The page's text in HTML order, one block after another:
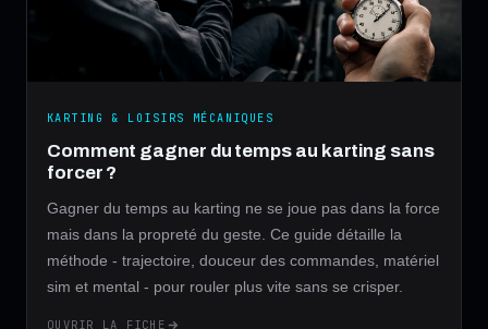
KARTING & LOISIRS MÉCANIQUES
Comment gagner du temps au karting sans
forcer ?
Gagner du temps au karting ne se joue pas dans la force
mais dans la propreté du geste. Ce guide détaille la
méthode - trajectoire, douceur des commandes, matériel
sim et mental - pour rouler plus vite sans se crisper.
OUVRIR LA FICHE